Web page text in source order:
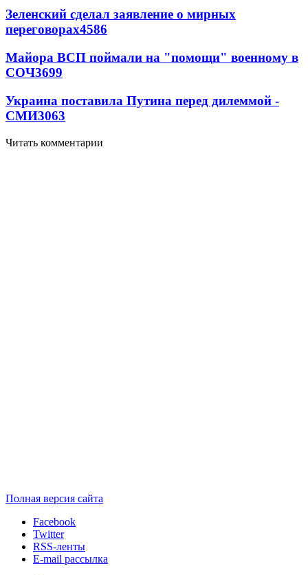
Зеленский сделал заявление о мирных
переговорах4586
Майора ВСП поймали на "помощи" военному в
СОЧ3699
Украина поставила Путина перед дилеммой -
СМИ3063
Читать комментарии
Полная версия сайта
Facebook
Twitter
RSS-ленты
E-mail рассылка